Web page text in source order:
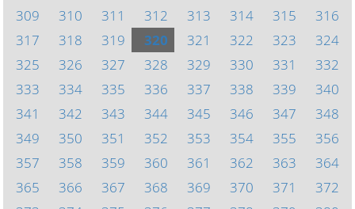
309
310 311 312 313 314 315
316
317
318 319 320 321 322 323
324
325
326 327 328 329 330 331
332
333
334 335 336 337 338 339
340
341
342 343 344 345 346 347
348
349
350 351 352 353 354 355
356
357
358 359 360 361 362 363
364
365
366 367 368 369 370 371
372